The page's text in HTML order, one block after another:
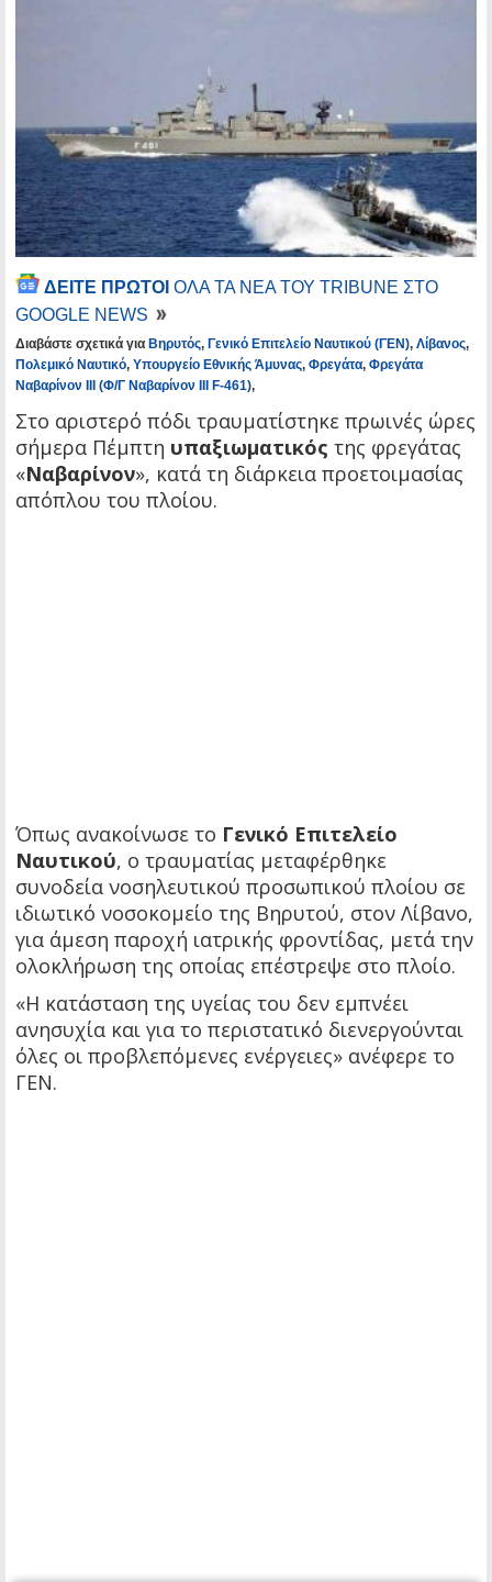
ΔΕΙΤΕ ΠΡΩΤΟΙ ΟΛΑ ΤΑ ΝΕΑ ΤΟΥ TRIBUNE ΣΤΟ
GOOGLE NEWS
Διαβάστε σχετικά για Βηρυτός, Γενικό Επιτελείο Ναυτικού (ΓΕΝ), Λίβανος,
Πολεμικό Ναυτικό, Υπουργείο Εθνικής Άμυνας, Φρεγάτα, Φρεγάτα
Ναβαρίνον ΙΙΙ (Φ/Γ Ναβαρίνον ΙΙΙ F-461),
Στο αριστερό πόδι τραυματίστηκε πρωινές ώρες
σήμερα Πέμπτη υπαξιωματικός της φρεγάτας
«Ναβαρίνον», κατά τη διάρκεια προετοιμασίας
απόπλου του πλοίου.
Όπως ανακοίνωσε το Γενικό Επιτελείο
Ναυτικού, ο τραυματίας μεταφέρθηκε
συνοδεία νοσηλευτικού προσωπικού πλοίου σε
ιδιωτικό νοσοκομείο της Βηρυτού, στον Λίβανο,
για άμεση παροχή ιατρικής φροντίδας, μετά την
ολοκλήρωση της οποίας επέστρεψε στο πλοίο.
«Η κατάσταση της υγείας του δεν εμπνέει
ανησυχία και για το περιστατικό διενεργούνται
όλες οι προβλεπόμενες ενέργειες» ανέφερε το
ΓΕΝ.